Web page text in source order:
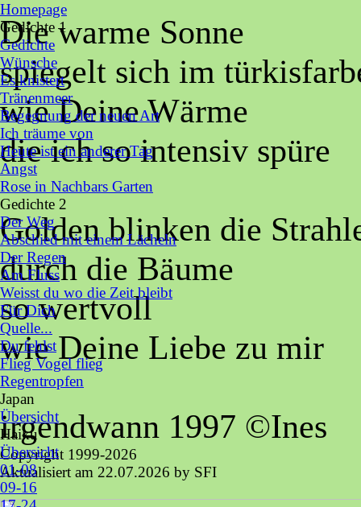
Homepage
Gedichte 1
Gedichte
Wünsche
Es knistert
Tränenmeer
Begegnung der neuen Art
Ich träume von
Heute ist ein anderer Tag
Angst
Rose in Nachbars Garten
Gedichte 2
Der Weg
Abschied mit einem Lächeln
Der Regen
Am Fluss
Weisst du wo die Zeit bleibt
Für Dich
Quelle...
Du fehlst
Flieg Vogel flieg
Regentropfen
Japan
Übersicht
Haiku▼
Übersicht
01-08
09-16
Die warme Sonne
spiegelt sich im
wie Deine Wärme
die ich so intensiv spüre
Golden blinken die
durch die Bäume
so wertvoll
wie Deine Liebe zu mir
irgendwann 1997 ©Ines
Copyright 1999-2026
Aktualisiert am 22.07.2026 by SFI